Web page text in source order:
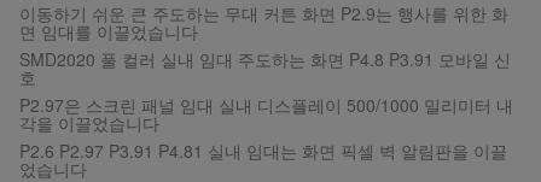
이동하기 쉬운 큰 주도하는 무대 커튼 화면 P2.9는 행사를 위한 화
면 임대를 이끌었습니다
SMD2020 풀 컬러 실내 임대 주도하는 화면 P4.8 P3.91 모바일 신
호
P2.97은 스크린 패널 임대 실내 디스플레이 500/1000 밀리미터 내
각을 이끌었습니다
P2.6 P2.97 P3.91 P4.81 실내 임대는 화면 픽셀 벽 알림판을 이끌
었습니다